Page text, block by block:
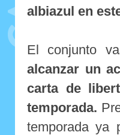
albiazul en
El conjunto
alcanzar un
carta de
temporada.
temporada ya